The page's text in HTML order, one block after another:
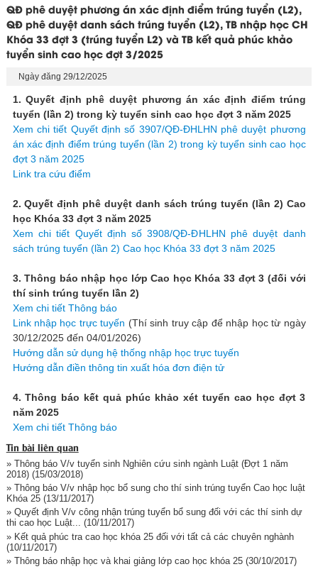
QĐ phê duyệt phương án xác định điểm trúng tuyển (L2),
QĐ phê duyệt danh sách trúng tuyển (L2), TB nhập học CH
Khóa 33 đợt 3 (trúng tuyển L2) và TB kết quả phúc khảo
tuyển sinh cao học đợt 3/2025
Ngày đăng 29/12/2025
1. Quyết định phê duyệt phương án xác định điểm trúng
tuyển (lần 2) trong kỳ tuyển sinh cao học đợt 3 năm 2025
Xem chi tiết Quyết định số 3907/QĐ-ĐHLHN phê duyệt phương
án xác định điểm trúng tuyển (lần 2) trong kỳ tuyển sinh cao học
đợt 3 năm 2025
Link tra cứu điểm
2. Quyết định phê duyệt danh sách trúng tuyển (lần 2) Cao
học Khóa 33 đợt 3 năm 2025
Xem chi tiết Quyết định số 3908/QĐ-ĐHLHN phê duyệt danh
sách trúng tuyển (lần 2) Cao học Khóa 33 đợt 3 năm 2025
3. Thông báo nhập học lớp Cao học Khóa 33 đợt 3 (đối với
thí sinh trúng tuyển lần 2)
Xem chi tiết Thông báo
Link nhập học trực tuyến (Thí sinh truy cập để nhập học từ ngày
30/12/2025 đến 04/01/2026)
Hướng dẫn sử dụng hệ thống nhập học trực tuyến
Hướng dẫn điền thông tin xuất hóa đơn điện tử
4. Thông báo kết quả phúc khảo xét tuyển cao học đợt 3
năm 2025
Xem chi tiết Thông báo
Tin bài liên quan
» Thông báo V/v tuyển sinh Nghiên cứu sinh ngành Luật (Đợt 1 năm
2018)(15/03/2018)
» Thông báo V/v nhập học bổ sung cho thí sinh trúng tuyển Cao học luật
Khóa 25(13/11/2017)
» Quyết định V/v công nhận trúng tuyển bổ sung đối với các thí sinh dự
thi cao học Luật... (10/11/2017)
» Kết quả phúc tra cao học khóa 25 đối với tất cả các chuyên nghành
(10/11/2017)
» Thông báo nhập học và khai giảng lớp cao học khóa 25(30/10/2017)